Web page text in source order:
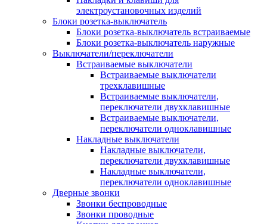
электроустановочных изделий
Блоки розетка-выключатель
Блоки розетка-выключатель встраиваемые
Блоки розетка-выключатель наружные
Выключатели/переключатели
Встраиваемые выключатели
Встраиваемые выключатели
трехклавишные
Встраиваемые выключатели,
переключатели двухклавишные
Встраиваемые выключатели,
переключатели одноклавишные
Накладные выключатели
Накладные выключатели,
переключатели двухклавишные
Накладные выключатели,
переключатели одноклавишные
Дверные звонки
Звонки беспроводные
Звонки проводные